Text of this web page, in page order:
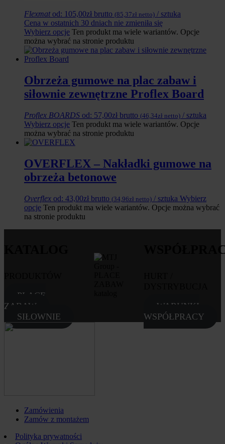
Flexmat od: 105,00zł brutto (85,37zł netto) / sztuka
Cena w ostatnich 30 dniach nie zmieniła się
Wybierz opcje Ten produkt ma wiele wariantów. Opcje
można wybrać na stronie produktu
Obrzeża gumowe na plac zabaw i
siłownie zewnętrzne Proflex Board
Proflex BOARDS od: 57,00zł brutto (46,34zł netto) / sztuka
Wybierz opcje Ten produkt ma wiele wariantów. Opcje
można wybrać na stronie produktu
OVERFLEX – Nakładki gumowe na
obrzeża betonowe
Overflex od: 43,00zł brutto (34,96zł netto) / sztuka Wybierz
opcje Ten produkt ma wiele wariantów. Opcje można wybrać
na stronie produktu
PLACE
ZABAW
SIŁOWNIE
WARUNKI
WSPÓŁPRACY
Zamówienia
Zamów z montażem
Polityka prywatności